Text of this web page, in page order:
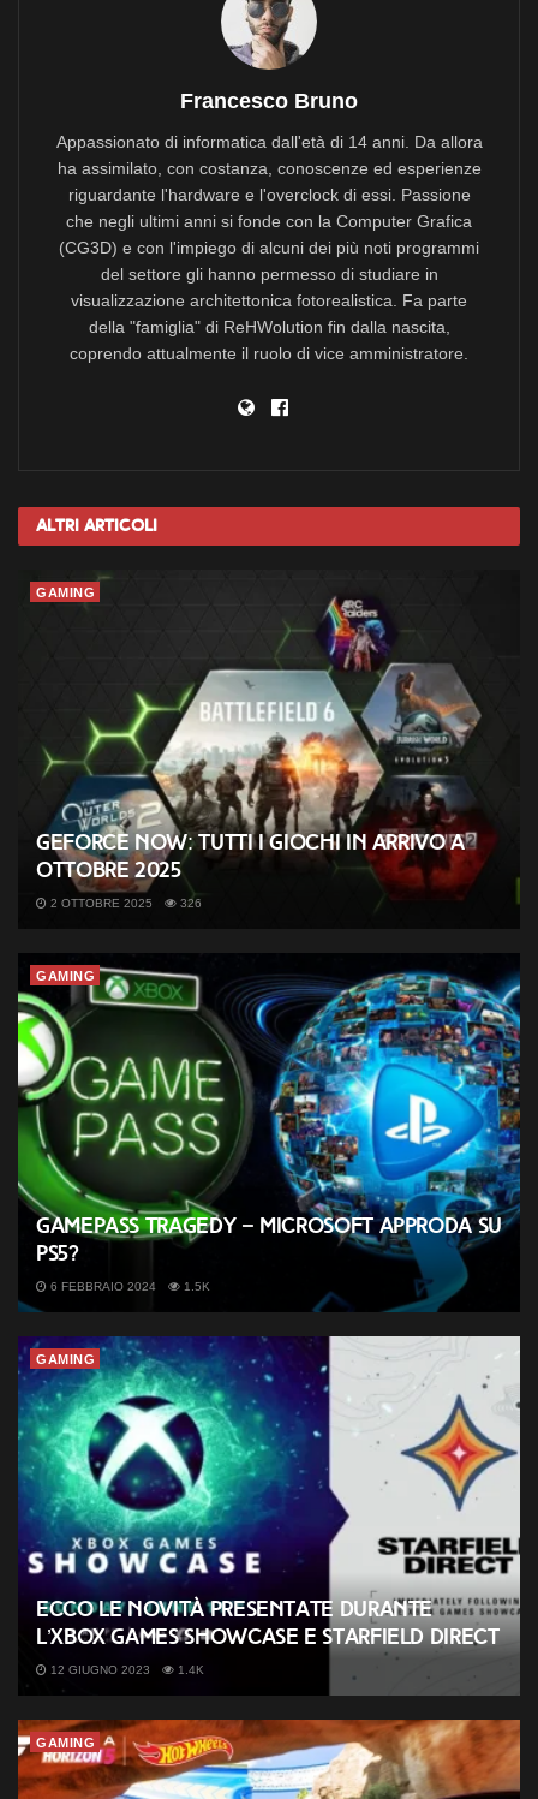
Francesco Bruno
Appassionato di informatica dall'età di 14 anni. Da allora
ha assimilato, con costanza, conoscenze ed esperienze
riguardante l'hardware e l'overclock di essi. Passione
che negli ultimi anni si fonde con la Computer Grafica
(CG3D) e con l'impiego di alcuni dei più noti programmi
del settore gli hanno permesso di studiare in
visualizzazione architettonica fotorealistica. Fa parte
della "famiglia" di ReHWolution fin dalla nascita,
coprendo attualmente il ruolo di vice amministratore.
Altri Articoli
GAMING
GeForce NOW: tutti i giochi in arrivo a
ottobre 2025
2 OTTOBRE 2025 326
GAMING
GamePass tragedy – Microsoft approda su
PS5?
6 FEBBRAIO 2024 1.5K
GAMING
Ecco le novità presentate durante
l’Xbox Games Showcase e Starfield Direct
12 GIUGNO 2023 1.4K
GAMING